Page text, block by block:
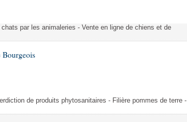
par les animaleries - Vente en ligne de chiens et de
Bourgeois
de produits phytosanitaires - Filière pommes de terre -